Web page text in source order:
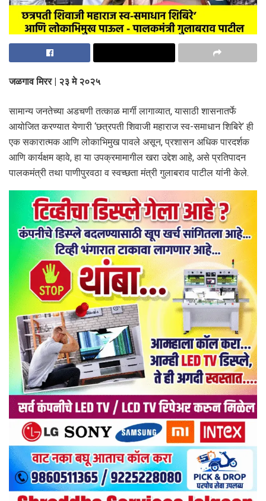
जळगाव मिरर | २३ मे २०२५
सामान्य जनतेच्या अडचणी तत्काळ मार्गी लागाव्यात, यासाठी शासनातर्फे
आयोजित करण्यात येणारी ‘छत्रपती शिवाजी महाराज स्व-समाधान शिबिरे’ ही
एक सकारात्मक आणि लोकाभिमुख पावले असून, प्रशासन अधिक पारदर्शक
आणि कार्यक्षम व्हावे, हा या उपक्रमामागील खरा उद्देश आहे, असे प्रतिपादन
पालकमंत्री तथा पाणीपुरवठा व स्वच्छता मंत्री गुलाबराव पाटील यांनी केले.